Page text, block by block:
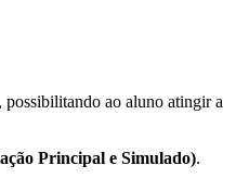
, possibilitando ao aluno atingir a
Principal e Simulado).